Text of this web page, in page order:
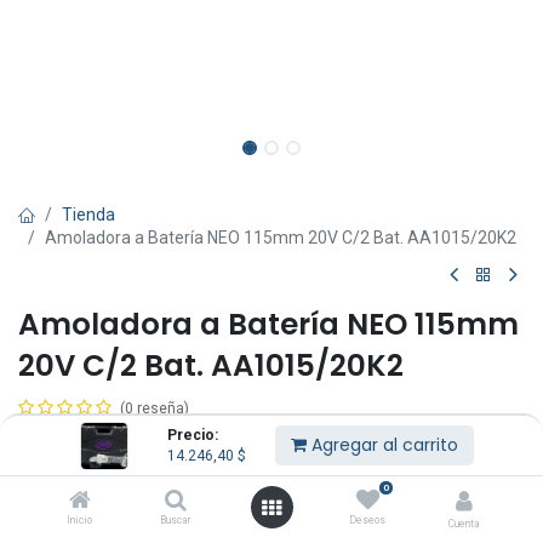
Precio:
14.246,40 $ Agregar al carrito
Inicio Buscar
0
Deseos Cuenta
Tienda
Amoladora a Batería NEO 115mm 20V C/2 Bat. AA1015/20K2
Amoladora a Batería NEO 115mm
20V C/2 Bat. AA1015/20K2
(0 reseña)
Contenido:
1 Amoladora angular.
2 Baterías de 3A.